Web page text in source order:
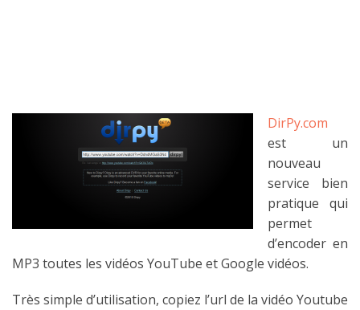
DirPy.com
est un
nouveau
service bien
pratique qui
permet
d’encoder en
MP3 toutes les vidéos YouTube et Google vidéos.
Très simple d’utilisation, copiez l’url de la vidéo Youtube